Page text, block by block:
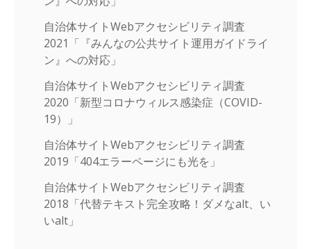
自治体サイトWebアクセシビリティ調査
2021「『みんなの公共サイト運用ガイドライ
ン』への対応」
自治体サイトWebアクセシビリティ調査
2020「新型コロナウィルス感染症（COVID-
19）」
自治体サイトWebアクセシビリティ調査
2019「404エラーページにも光を」
自治体サイトWebアクセシビリティ調査
2018「代替テキスト完全攻略！ダメなalt、い
いalt」